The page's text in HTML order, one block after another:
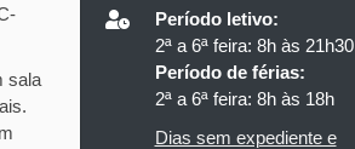
Período letivo:
2ª a 6ª feira: 8h às 21h30
Período de férias:
2ª a 6ª feira: 8h às 18h
Dias sem expediente e
sala